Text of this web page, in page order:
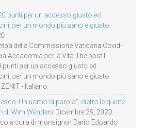
punti per un accesso giusto ed
per un mondo più sano e giusto
della Commissione Vaticana Covid-
Accademia per la Vita The post Il
per un accesso giusto ed
per un mondo più sano e giusto
- Italiano.
Un uomo di parola”, dietro le quinte
di Wim Wenders Dicembre 29, 2020
a cura di monsignor Dario Edoardo